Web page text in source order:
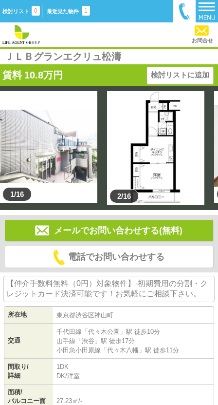
検討リスト 0 最近見た物件 1
お問合せ
ＪＬＢグランエクリュ松濤
賃料 10.8万円 検討リストに追加
1/16 2/16
メールでお問い合わせする(無料)
電話でお問い合わせする
【仲介手数料無料（0円）対象物件】-初期費用の分割・ク
レジットカード決済可能です！お気軽にご相談下さい。
所在地 東京都渋谷区神山町
交通
千代田線 「 代々木公園 」駅 徒歩10分
山手線 「 渋谷 」駅 徒歩17分
小田急小田原線 「 代々木八幡 」駅 徒歩11分
間取り/
詳細
1DK
DK/洋室
面積/
バルコニー面
27.23㎡/-